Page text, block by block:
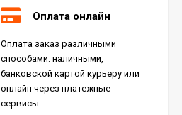
Оплата онлайн
Оплата заказ различными
способами: наличными,
банковской картой курьеру или
онлайн через платежные
сервисы
Керамогранит Italon
Charme Extra Silver Ret
60x120, 610010001196